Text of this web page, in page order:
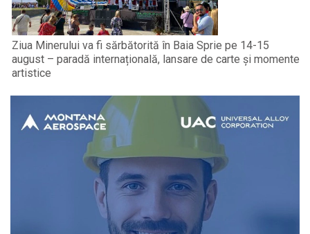
Ziua Minerului va fi sărbătorită în Baia Sprie pe 14-15
august – paradă internațională, lansare de carte și momente
artistice